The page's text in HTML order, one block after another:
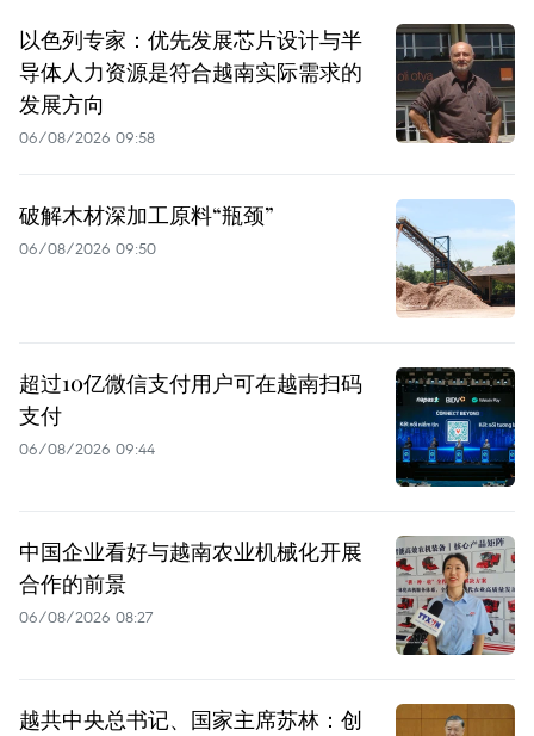
以色列专家：优先发展芯片设计与半
导体人力资源是符合越南实际需求的
发展方向
06/08/2026 09:58
破解木材深加工原料“瓶颈”
06/08/2026 09:50
超过10亿微信支付用户可在越南扫码
支付
06/08/2026 09:44
中国企业看好与越南农业机械化开展
合作的前景
06/08/2026 08:27
越共中央总书记、国家主席苏林：创